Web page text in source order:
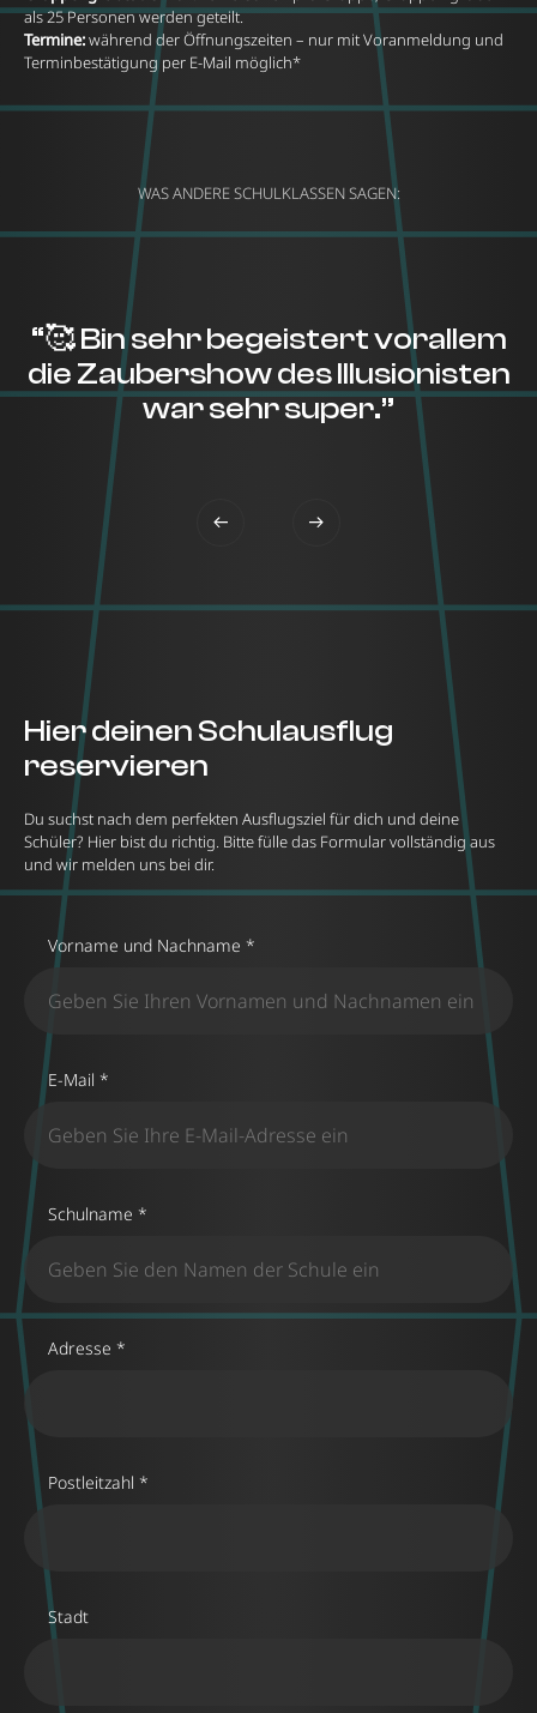
als 25 Personen werden geteilt.
Termine:während der Öffnungszeiten – nur mit Voranmeldung und
Terminbestätigung per E-Mail möglich*
WAS ANDERE SCHULKLASSEN SAGEN:
“🥰 Bin sehr begeistert vorallem
die Zaubershow des Illusionisten
war sehr super.”
Hier deinen Schulausflug
reservieren
Du suchst nach dem perfekten Ausflugsziel für dich und deine
Schüler? Hier bist du richtig. Bitte fülle das Formular vollständig aus
und wir melden uns bei dir.
Vorname und Nachname *
E-Mail *
Schulname *
Adresse *
Postleitzahl *
Stadt